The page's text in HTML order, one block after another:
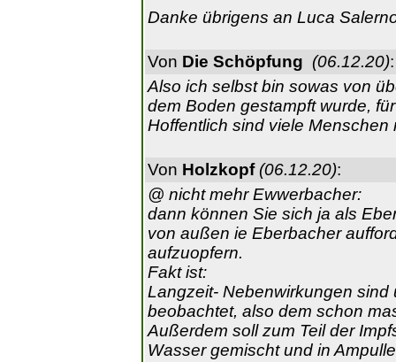
Danke übrigens an Luca
Von Die Schöpfung (06.12.20):
Also ich selbst bin sowas von
dem Boden gestampft wurde,
Hoffentlich sind viele
Von Holzkopf (06.12.20):
@ nicht mehr Ewwerbacher:
dann können Sie sich ja als
von außen ie Eberbacher
aufzuopfern.
Fakt ist:
Langzeit- Nebenwirkungen
beobachtet, also dem schon
Außerdem soll zum Teil der
Wasser gemischt und in